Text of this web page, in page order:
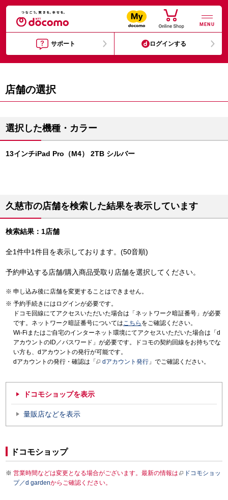
MENU
サポート ログインする
店舗の選択
選択した機種・カラー
13インチiPad Pro（M4） 2TB シルバー
久慈市の店舗を検索した結果を表示しています
検索結果：1店舗
全1件中1件目を表示しております。(50音順)
予約申込する店舗/購入商品受取り店舗を選択してください。
申し込み後に店舗を変更することはできません。
予約手続きにはログインが必要です。
ドコモ回線にてアクセスいただいた場合は「ネットワーク暗証番号」が必要
です。ネットワーク暗証番号についてはこちら をご確認ください。
Wi-Fiまたはご自宅のインターネット環境にてアクセスいただいた場合は「d
アカウントのID／パスワード」が必要です。ドコモの契約回線をお持ちでな
い方も、dアカウントの発行が可能です。
dアカウントの発行・確認は「
dアカウント発行 」でご確認ください。
ドコモショップを表示
量販店などを表示
ドコモショップ
営業時間などは変更となる場合がございます。最新の情報は
ドコモショッ
プ／d gardenからご確認ください。